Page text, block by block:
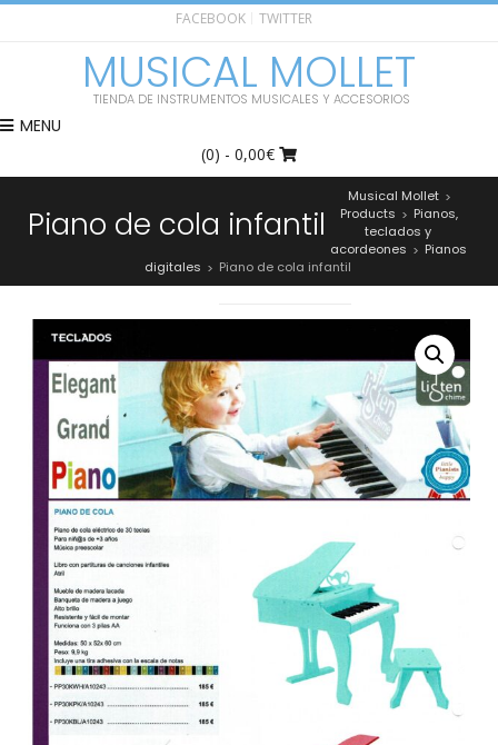
FACEBOOK TWITTER
MUSICAL MOLLET
TIENDA DE INSTRUMENTOS MUSICALES Y ACCESORIOS
MENU
(0) - 0,00€
Piano de cola infantil
Musical Mollet >
Products > Pianos,
teclados y
acordeones > Pianos
digitales > Piano de cola infantil